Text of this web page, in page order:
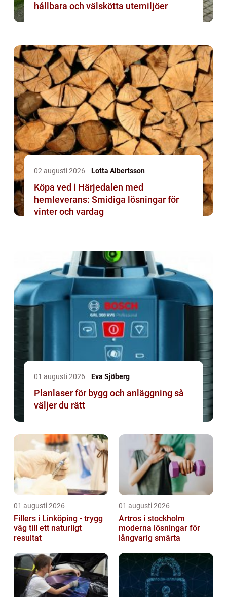
hållbara och välskötta utemiljöer
02 augusti 2026 Lotta Albertsson
Köpa ved i Härjedalen med
hemleverans: Smidiga lösningar för
vinter och vardag
01 augusti 2026 Eva Sjöberg
Planlaser för bygg och anläggning så
väljer du rätt
01 augusti 2026
Fillers i Linköping - trygg
väg till ett naturligt
resultat
01 augusti 2026
Artros i stockholm
moderna lösningar för
långvarig smärta